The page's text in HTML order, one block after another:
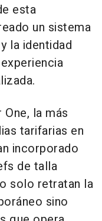
esta
un sistema
la identidad
la más
tarifarias en
incorporado
de talla
solo retratan la
sino